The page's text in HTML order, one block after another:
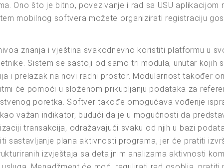
Ono što je bitno, povezivanje i rad sa USU
mobilnog softvera možete organizirati registraciju
znanja i vještina svakodnevno koristiti platformu u
Sistem se sastoji od samo tri modula, unutar kojih
i prelazak na novi radni prostor. Modularnost također
će pomoći u složenom prikupljanju podataka za
poretka. Softver takođe omogućava vođenje
važan indikator, budući da je u mogućnosti da
transakcija, odražavajući svaku od njih u bazi
sastavljanje plana aktivnosti programa, jer će pratiti
izvještaja sa detaljnim analizama aktivnosti